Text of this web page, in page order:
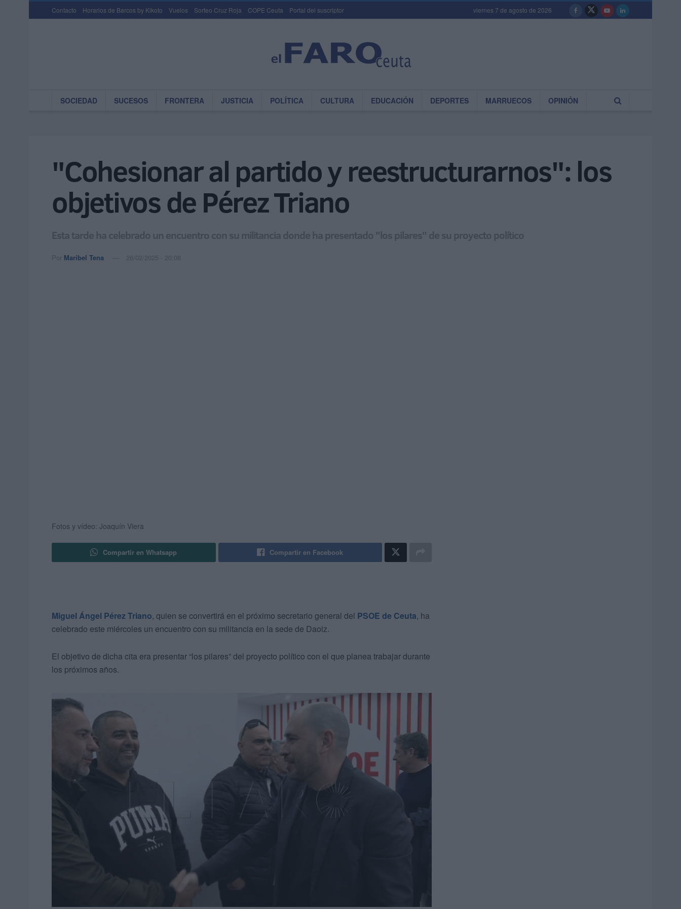
Contacto Horarios de Barcos by Kikoto Vuelos Sorteo Cruz Roja COPE Ceuta Portal del suscriptor viernes 7 de agosto de 2026
SOCIEDAD SUCESOS FRONTERA JUSTICIA POLÍTICA CULTURA EDUCACIÓN DEPORTES MARRUECOS OPINIÓN
"Cohesionar al partido y reestructurarnos": los
objetivos de Pérez Triano
Esta tarde ha celebrado un encuentro con su militancia donde ha presentado "los pilares" de su proyecto político
Por Maribel Tena 26/02/2025 - 20:08
Fotos y vídeo: Joaquín Viera
Compartir en Whatsapp Compartir en Facebook
Miguel Ángel Pérez Triano, quien se convertirá en el próximo secretario general del PSOE de Ceuta, ha
celebrado este miércoles un encuentro con su militancia en la sede de Daoiz.
El objetivo de dicha cita era presentar “los pilares” del proyecto político con el que planea trabajar durante
los próximos años.